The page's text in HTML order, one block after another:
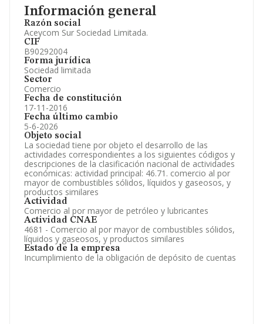
Información general
Razón social
Aceycom Sur Sociedad Limitada.
CIF
B90292004
Forma jurídica
Sociedad limitada
Sector
Comercio
Fecha de constitución
17-11-2016
Fecha último cambio
5-6-2026
Objeto social
La sociedad tiene por objeto el desarrollo de las
actividades correspondientes a los siguientes códigos y
descripciones de la clasificación nacional de actividades
económicas: actividad principal: 46.71. comercio al por
mayor de combustibles sólidos, líquidos y gaseosos, y
productos similares
Actividad
Comercio al por mayor de petróleo y lubricantes
Actividad CNAE
4681 - Comercio al por mayor de combustibles sólidos,
líquidos y gaseosos, y productos similares
Estado de la empresa
Incumplimiento de la obligación de depósito de cuentas
Información oficial y registral complementaria.